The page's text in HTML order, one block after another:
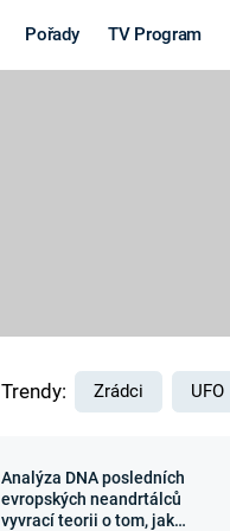
Pořady TV Program
Výročí
Trendy: Zrádci UFO
Analýza DNA posledních
evropských neandrtálců
vyvrací teorii o tom, jak